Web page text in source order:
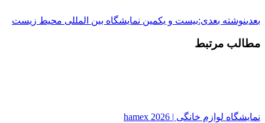
بعدینوشته بعدی:بیست و یکمین نمایشگاه بین المللی محیط زیست
مطالب مرتبط
نمایشگاه لوازم خانگی | hamex 2026